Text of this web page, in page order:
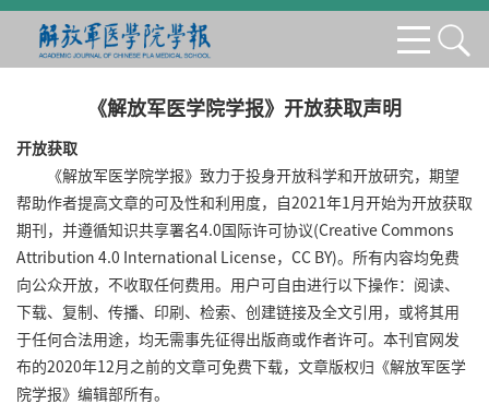
《解放军医学院学报》开放获取声明
开放获取
《解放军医学院学报》致力于投身开放科学和开放研究，期望
帮助作者提高文章的可及性和利用度，自2021年1月开始为开放获取
期刊，并遵循知识共享署名4.0国际许可协议(Creative Commons
Attribution 4.0 International License，CC BY)。所有内容均免费
向公众开放，不收取任何费用。用户可自由进行以下操作：阅读、
下载、复制、传播、印刷、检索、创建链接及全文引用，或将其用
于任何合法用途，均无需事先征得出版商或作者许可。本刊官网发
布的2020年12月之前的文章可免费下载， 文章版权归《解放军医学
院学报》编辑部所有。